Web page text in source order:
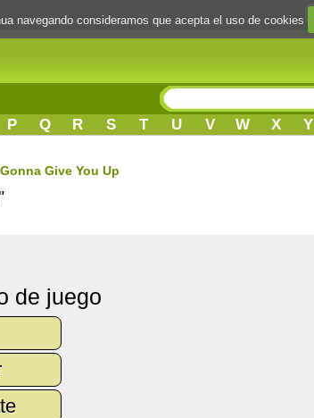
P Q R S T U V W X Y
Give You Up
de juego
navegando consideramos que acepta el uso de cookies